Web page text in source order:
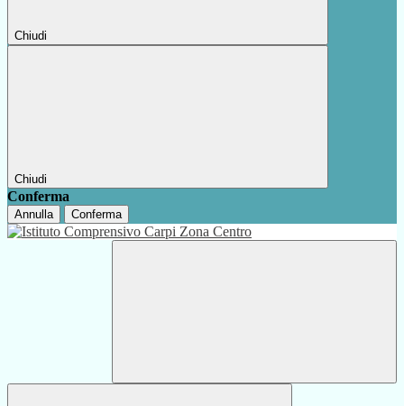
Chiudi
Chiudi
Conferma
Annulla Conferma